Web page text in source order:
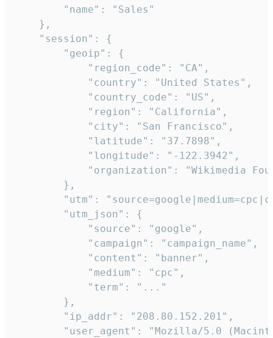
        "name": "Sales"
    },
    "session": {
        "geoip": {
            "region_code": "CA",
            "country": "United States",
            "country_code": "US",
            "region": "California",
            "city": "San Francisco",
            "latitude": "37.7898",
            "longitude": "-122.3942",
"organization": "Wikimedia
        },
"utm":
        "utm_json": {
            "source": "google",
            "campaign": "campaign_name",
            "content": "banner",
            "medium": "cpc",
            "term": "..."
        },
        "ip_addr": "208.80.152.201",
"user_agent": "Mozilla/5.0